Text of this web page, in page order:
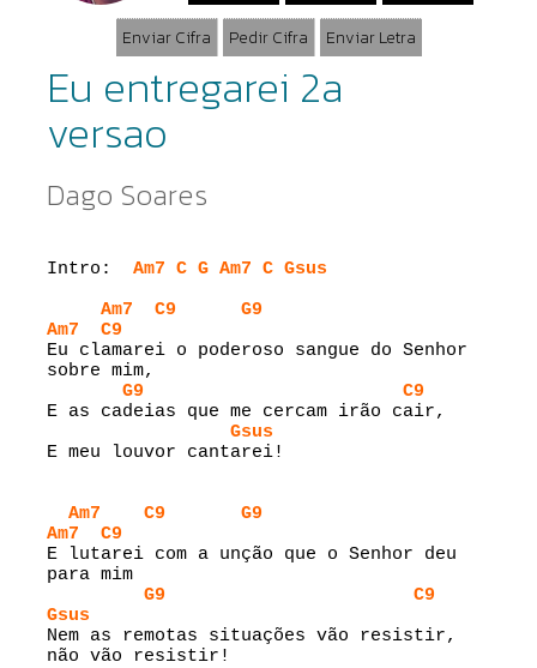
Enviar Cifra Pedir Cifra Enviar Letra
Eu entregarei 2a
versao
Dago Soares
Intro: Am7 C G Am7 C Gsus
Am7
C9
G9
Am7
C9
Eu clamarei o poderoso sangue do Senhor
sobre mim,
G9
C9
E as cadeias que me cercam irão cair,
Gsus
E meu louvor cantarei!
Am7 C9
G9
Am7
C9
E lutarei com a unção que o Senhor deu
para mim
G9
C9
Gsus
Nem as remotas situações vão resistir,
não vão resistir!